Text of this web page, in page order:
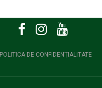
POLITICA DE CONFIDENȚIALITATE